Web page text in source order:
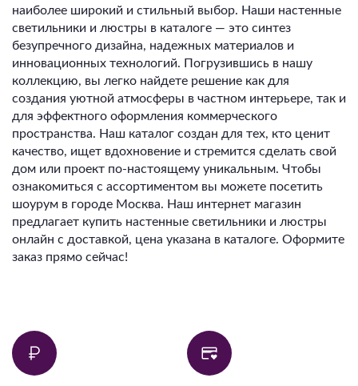
наиболее широкий и стильный выбор. Наши настенные
светильники и люстры в каталоге — это синтез
безупречного дизайна, надежных материалов и
инновационных технологий. Погрузившись в нашу
коллекцию, вы легко найдете решение как для
создания уютной атмосферы в частном интерьере, так и
для эффектного оформления коммерческого
пространства. Наш каталог создан для тех, кто ценит
качество, ищет вдохновение и стремится сделать свой
дом или проект по-настоящему уникальным. Чтобы
ознакомиться с ассортиментом вы можете посетить
шоурум в городе Москва. Наш интернет магазин
предлагает купить настенные светильники и люстры
онлайн с доставкой, цена указана в каталоге. Оформите
заказ прямо сейчас!